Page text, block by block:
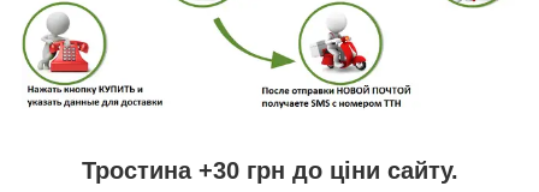
Тростина +30 грн до ціни сайту.